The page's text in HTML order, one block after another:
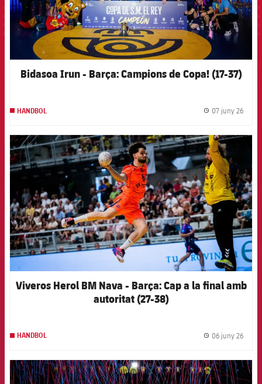
Bidasoa Irun - Barça: Campions de Copa! (17-37)
HANDBOL 07 juny 26
FCB Barcelona badge
Viveros Herol BM Nava - Barça: Cap a la final amb
autoritat (27-38)
HANDBOL 06 juny 26
FCB Barcelona badge